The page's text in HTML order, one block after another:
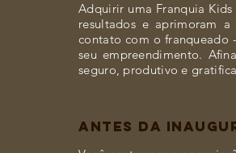
Adquirir uma Franquia
resultados e aprimoram
contato com o franqueado
seu empreendimento.
seguro, produtivo e
ANTES DA